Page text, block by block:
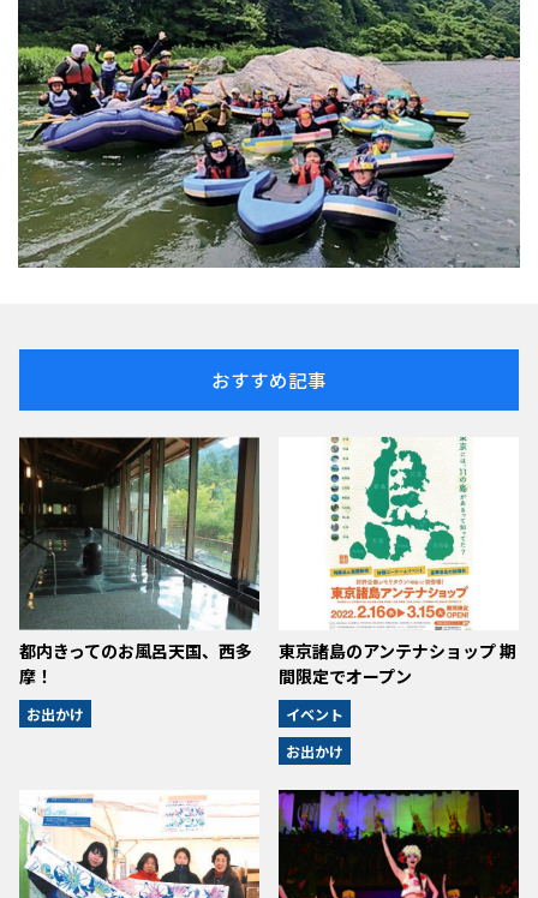
おすすめ記事
都内きってのお風呂天国、西多
摩！
お出かけ
東京諸島のアンテナショップ 期
間限定でオープン
イベント
お出かけ